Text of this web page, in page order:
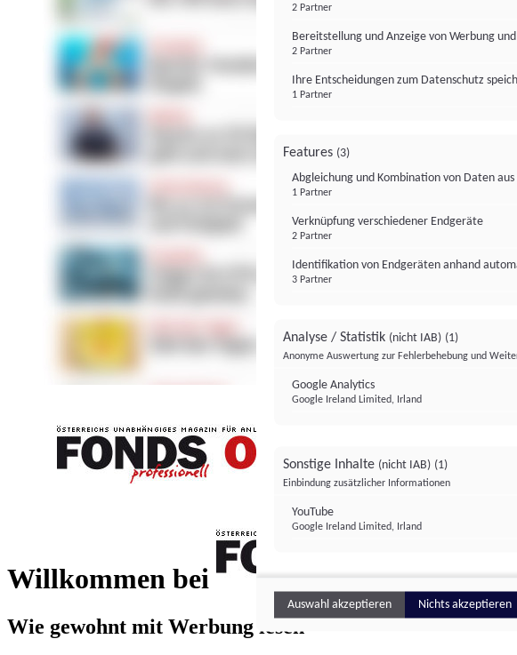
Willkommen bei
FONDS professionell
Wie gewohnt mit Werbung lesen
2 Partner
Bereitstellung und Anzeige von Werbung
2 Partner
Ihre Entscheidungen zum Datenschutz
1 Partner
Features (3)
Abgleichung und Kombination von Daten
1 Partner
Verknüpfung verschiedener Endgeräte
2 Partner
Identifikation von Endgeräten anhand
3 Partner
Analyse / Statistik (nicht IAB) (1)
Anonyme Auswertung zur Fehlerbehebung und
Google Analytics
Google Ireland Limited, Irland
Sonstige Inhalte (nicht IAB) (1)
Einbindung zusätzlicher Informationen
YouTube
Google Ireland Limited, Irland
Auswahl akzeptieren Nichts akzeptieren